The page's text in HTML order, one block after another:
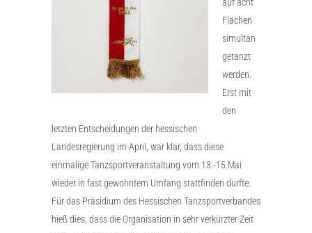
Flächen
simultan
getanzt
werden.
Erst mit
den
letzten Entscheidungen der hessischen
Landesregierung im April, war klar, dass diese
einmalige Tanzsportveranstaltung vom 13.-15.Mai
wieder in fast gewohntem Umfang stattfinden durfte.
Für das Präsidium des Hessischen Tanzsportverbandes
hieß dies, dass die Organisation in sehr verkürzter Zeit